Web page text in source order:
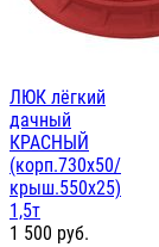
ЛЮК лёгкий
дачный
КРАСНЫЙ
(корп.730х50/
крыш.550х25)
1,5т
1 500 руб.